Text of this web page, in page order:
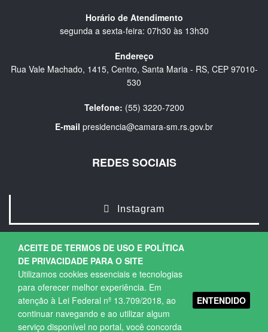
ACEITE DE TERMOS DE USO E POLÍTICA
DE PRIVACIDADE PARA O SITE
Utilizamos cookies essenciais e tecnologias
para oferecer melhor experiência. Em
atenção à Lei Federal nº 13.709/2018, ao
continuar navegando e ao utilizar algum
serviço disponível no portal, você concorda
ENTENDIDO
Horário de Atendimento
segunda a sexta-feira: 07h30 às 13h30
Endereço
Rua Vale Machado, 1415, Centro, Santa Maria - RS, CEP 97010-
530
Telefone: (55) 3220-7200
E-mail presidencia@camara-sm.rs.gov.br
REDES SOCIAIS
Instagram
Copyright © 2026. Todos os direitos Reservados.
Política de Privacidade |Termos de Uso